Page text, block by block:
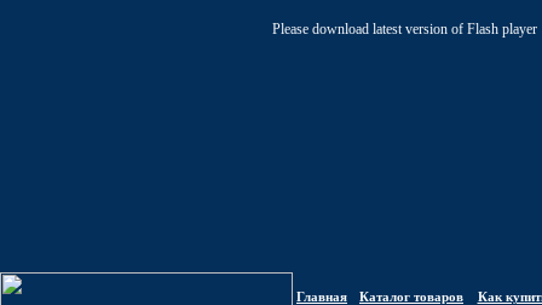
Please download latest version of Flash player
Главная Каталог товаров Как